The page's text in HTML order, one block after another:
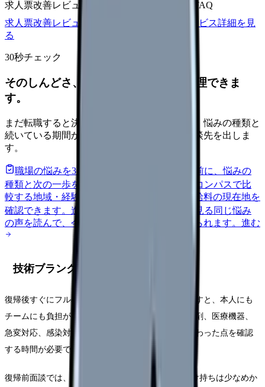
求人票改善レビュー
応募前FAQ
求人票改善レビューの見積もりを依頼
サービス詳細を見
る
30秒チェック
そのしんどさ、転職すべきサインか整理できま
す。
まだ転職すると決めていなくても大丈夫です。悩みの種類と
続いている期間から、次に見るべき記事と相談先を出しま
す。
職場の悩みを30秒で診断
辞めるべきか迷う前に、悩みの
種類と次の一歩を整理します。
給料コンパスで比
較する地域・経験年数・施設形態から、今の給料の現在地を
確認できます。 進む 匿名掲示板で本音を見る 同じ悩み
の声を読んで、今の職場だけの問題か確かめられます。 進む
技術ブランクは段階を作る
復帰後すぐにフルの受け持ち、リーダー、夜勤を戻すと、本人にも
チームにも負担が大きくなります。電子カルテ、薬剤、医療機器、
急変対応、感染対策、記録ルールなど、休業中に変わった点を確認
する時間が必要です。
復帰前面談では、「最初の2週間は日勤のみ」「受け持ちは少なめか